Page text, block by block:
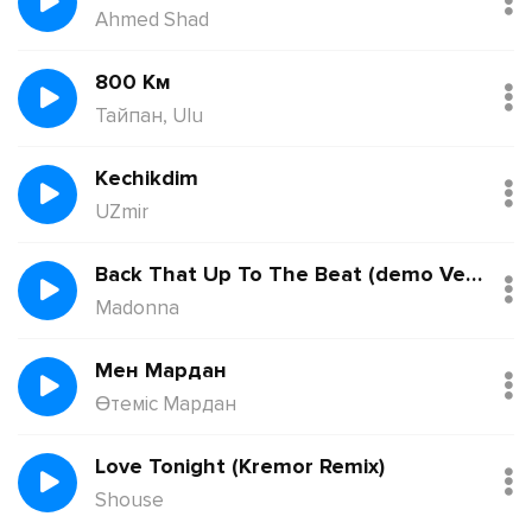
Ahmed Shad
800 Км
Тайпан, Ulu
Kechikdim
UZmir
Back That Up To The Beat (demo Version)
Madonna
Мен Мардан
Өтеміс Мардан
Love Tonight (Kremor Remix)
Shouse